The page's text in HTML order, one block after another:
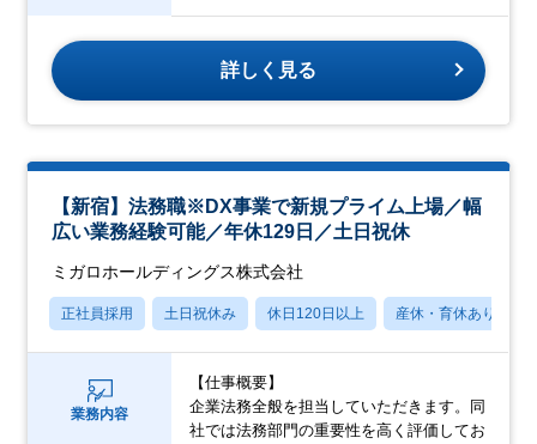
詳しく見る
【新宿】法務職※DX事業で新規プライム上場／幅
広い業務経験可能／年休129日／土日祝休
ミガロホールディングス株式会社
正社員採用 土日祝休み 休日120日以上 産休・育休あり
業務内容
【仕事概要】
企業法務全般を担当していただきます。同
社では法務部門の重要性を高く評価してお